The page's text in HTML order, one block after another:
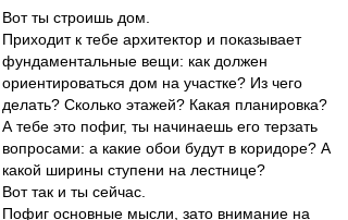
Вот ты строишь дом.
Приходит к тебе архитектор и показывает
фундаментальные вещи: как должен
ориентироваться дом на участке? Из чего
делать? Сколько этажей? Какая планировка?
А тебе это пофиг, ты начинаешь его терзать
вопросами: а какие обои будут в коридоре? А
какой ширины ступени на лестнице?
Вот так и ты сейчас.
Пофиг основные мысли, зато внимание на